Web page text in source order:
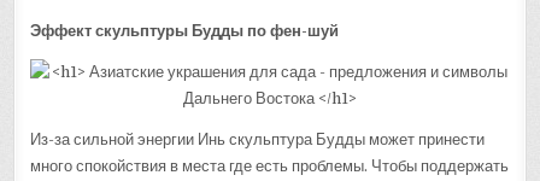
Эффект скульптуры Будды по фен-шуй
Из-за сильной энергии Инь скульптура Будды может принести
много спокойствия в места где есть проблемы. Чтобы поддержать